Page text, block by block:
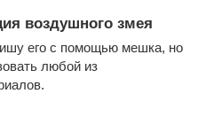
воздушного змея
его с помощью мешка, но
любой из